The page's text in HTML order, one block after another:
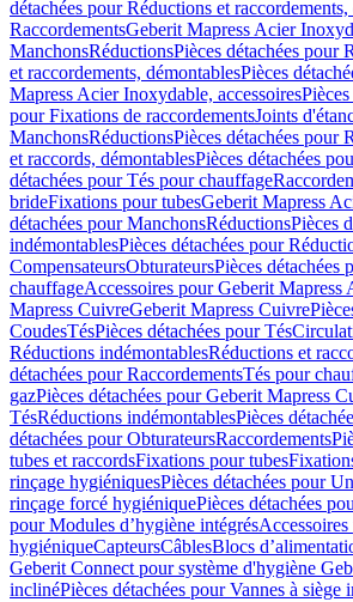
détachées pour Réductions et
RaccordementsGeberit Mapress Acier
ManchonsRéductionsPièces détachées pour
et raccordements, démontablesPièces
Mapress Acier Inoxydable, accessoires
pour Fixations de raccordementsJoints
ManchonsRéductionsPièces détachées pour
et raccords, démontablesPièces détachées
détachées pour Tés pour chauffage
brideFixations pour tubesGeberit Mapress
détachées pour ManchonsRéductionsPièces
indémontablesPièces détachées pour
CompensateursObturateursPièces détachées
chauffageAccessoires pour Geberit Mapress
Mapress CuivreGeberit Mapress Cuivre
CoudesTésPièces détachées pour Tés
Réductions indémontablesRéductions et
détachées pour RaccordementsTés pour
gazPièces détachées pour Geberit Mapress
TésRéductions indémontablesPièces
détachées pour ObturateursRaccordements
tubes et raccordsFixations pour tubes
rinçage hygiéniquesPièces détachées pour
rinçage forcé hygiéniquePièces détachées
pour Modules d’hygiène intégrés
hygiéniqueCapteursCâblesBlocs
Geberit Connect pour système d'hygiène
inclinéPièces détachées pour Vannes à siège